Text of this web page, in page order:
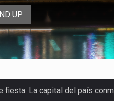
UP
personas prefieren guardar